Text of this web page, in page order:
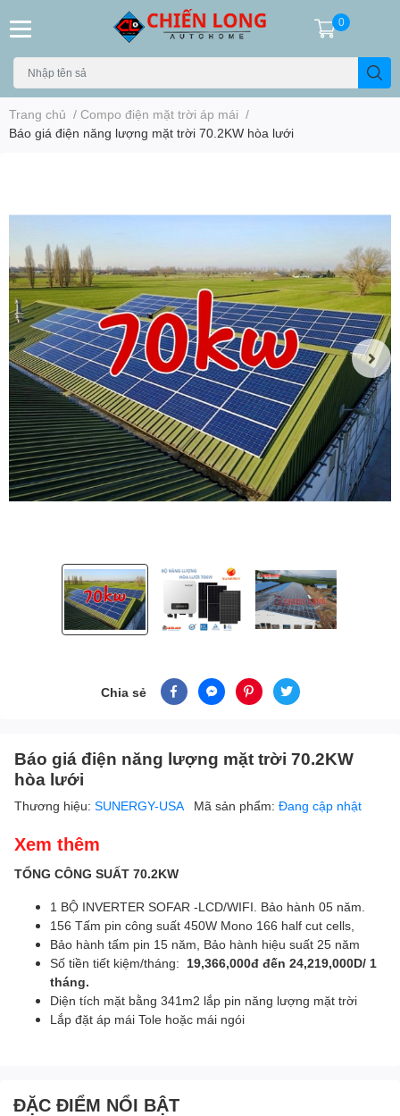
0
Trang chủ / Compo điện mặt trời áp mái /
Báo giá điện năng lượng mặt trời 70.2KW hòa lưới
Chia sẻ
Báo giá điện năng lượng mặt trời 70.2KW
hòa lưới
Thương hiệu: SUNERGY-USA Mã sản phẩm: Đang cập nhật
Xem thêm
TỔNG CÔNG SUẤT 70.2KW
1 BỘ INVERTER SOFAR -LCD/WIFI. Bảo hành 05 năm.
156 Tấm pin công suất 450W Mono 166 half cut cells,
Bảo hành tấm pin 15 năm, Bảo hành hiệu suất 25 năm
Số tiền tiết kiệm/tháng: 19,366,000đ đến 24,219,000D/ 1
tháng.
Diện tích mặt bằng 341m2 lắp pin năng lượng mặt trời
Lắp đặt áp mái Tole hoặc mái ngói
ĐẶC ĐIỂM NỔI BẬT